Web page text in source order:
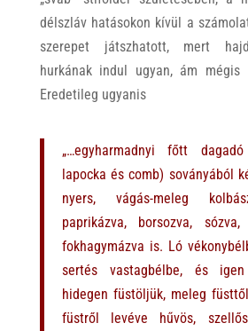
délszláv hatásokon kívül a
szerepet játszhatott, mert
hurkának indul ugyan, ám mégis
Eredetileg ugyanis
„…egyharmadnyi főtt
lapocka és comb) soványából
nyers, vágás-meleg
paprikázva, borsozva,
fokhagymázva is. Ló
sertés vastagbélbe, és
hidegen füstöljük, meleg
füstről levéve hűvös,